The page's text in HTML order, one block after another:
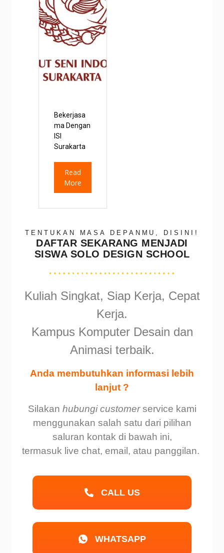
Bekerjasa
ma Dengan
ISI
Surakarta
Read
More
TENTUKAN MASA DEPANMU, DISINI!
DAFTAR SEKARANG MENJADI
SISWA SOLO DESIGN SCHOOL
Kuliah Singkat, Siap Kerja, Cepat
Kerja.
Kampus Komputer Desain dan
Animasi terbaik.
Anda membutuhkan informasi lebih
lanjut ?
Silakan hubungi customerservice kami
menggunakan salah satu dari pilihan
saluran kontak di bawah ini,
termasuk live chat, email, atau panggilan.
CALL US
WHATSAPP